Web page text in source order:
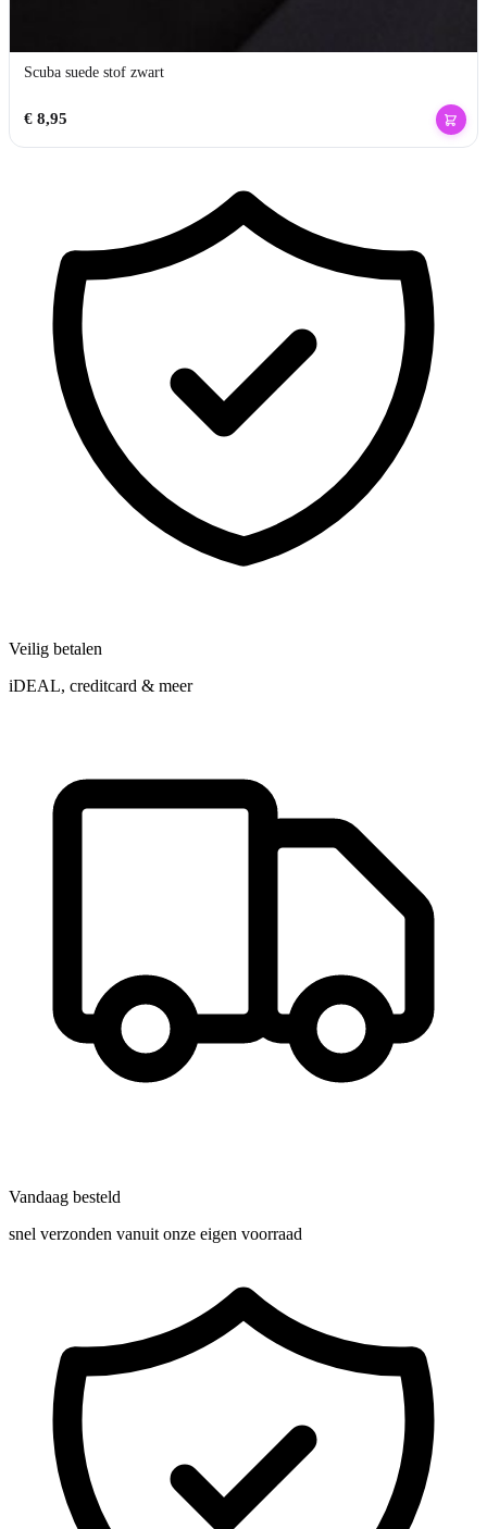
Scuba suede stof zwart
€8,95
Veilig betalen
iDEAL, creditcard & meer
Vandaag besteld
snel verzonden vanuit onze eigen voorraad